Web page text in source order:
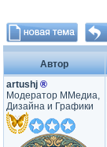
Автор
artushj ®
Модератор ММедиа,
Дизайна и Графики